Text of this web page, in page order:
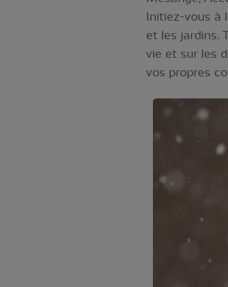
Initiez-vous à
et les jardins.
vie et sur les
vos propres